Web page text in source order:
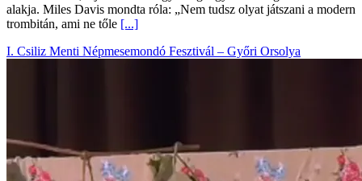
alakja. Miles Davis mondta róla: „Nem tudsz olyat játszani a modern
trombitán, ami ne tőle [...]
I. Csiliz Menti Népmesemondó Fesztivál – Győri Orsolya